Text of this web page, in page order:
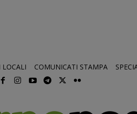
LOCALI COMUNICATI STAMPA